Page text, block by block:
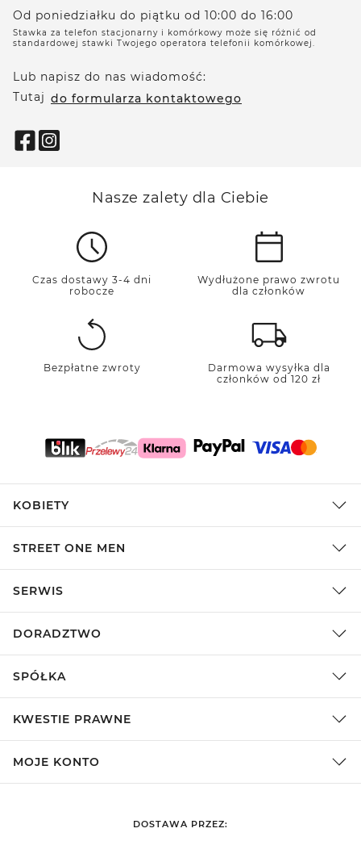
Od poniedziałku do piątku od 10:00 do 16:00
Stawka za telefon stacjonarny i komórkowy może się różnić od
standardowej stawki Twojego operatora telefonii komórkowej.
Lub napisz do nas wiadomość:
Tutaj do formularza kontaktowego
Nasze zalety dla Ciebie
Czas dostawy 3-4 dni
robocze
Wydłużone prawo zwrotu
dla członków
Bezpłatne zwroty
Darmowa wysyłka dla
członków od 120 zł
KOBIETY
STREET ONE MEN
SERWIS
DORADZTWO
SPÓŁKA
KWESTIE PRAWNE
MOJE KONTO
DOSTAWA PRZEZ: